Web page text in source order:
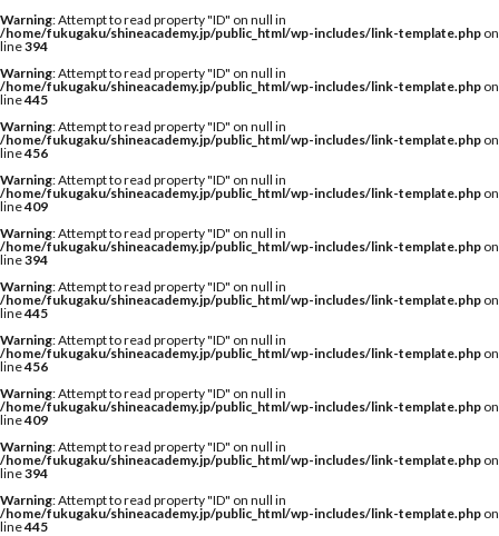
Warning: Attempt to read property "ID" on null in
/home/fukugaku/shineacademy.jp/public_html/wp-includes/link-template.php on
line394
Warning: Attempt to read property "ID" on null in
/home/fukugaku/shineacademy.jp/public_html/wp-includes/link-template.php on
line445
Warning: Attempt to read property "ID" on null in
/home/fukugaku/shineacademy.jp/public_html/wp-includes/link-template.php on
line456
Warning: Attempt to read property "ID" on null in
/home/fukugaku/shineacademy.jp/public_html/wp-includes/link-template.php on
line409
Warning: Attempt to read property "ID" on null in
/home/fukugaku/shineacademy.jp/public_html/wp-includes/link-template.php on
line394
Warning: Attempt to read property "ID" on null in
/home/fukugaku/shineacademy.jp/public_html/wp-includes/link-template.php on
line445
Warning: Attempt to read property "ID" on null in
/home/fukugaku/shineacademy.jp/public_html/wp-includes/link-template.php on
line456
Warning: Attempt to read property "ID" on null in
/home/fukugaku/shineacademy.jp/public_html/wp-includes/link-template.php on
line409
Warning: Attempt to read property "ID" on null in
/home/fukugaku/shineacademy.jp/public_html/wp-includes/link-template.php on
line394
Warning: Attempt to read property "ID" on null in
/home/fukugaku/shineacademy.jp/public_html/wp-includes/link-template.php on
line445